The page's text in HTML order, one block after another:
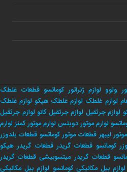
ولوو لوازم ژنراتور کوماتسو قطعات غلطک
لوازم غلطک لوازم غلطک هپکو لوازم غلطک
لوازم جرثقیل لوازم جرثقیل کاتو لوازم جرثقیل
لوارم موتور دویتس لوارم موتور کمنز لوارم
لیبهر قطعات موتور کوماتسو قطعات بلدوزر
کوماتسو قطعات گریدر قطعات گریدر هپکو
قطعات گریدر میتسوبیشی قطعات گریدر
لوازم بیل مکانیکی کوماتسو لوازم بیل مکانیکی